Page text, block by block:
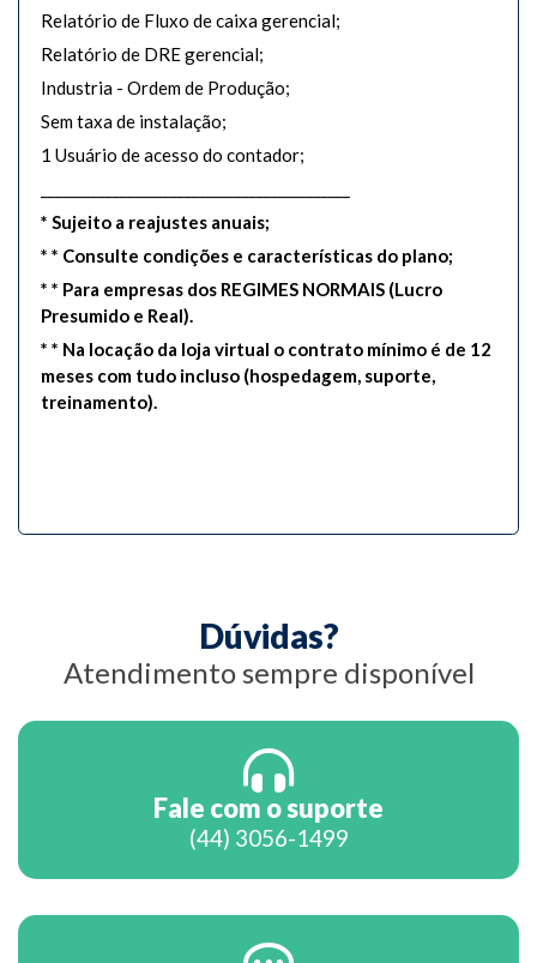
Relatório de Fluxo de caixa gerencial;
Relatório de DRE gerencial;
Industria - Ordem de Produção;
Sem taxa de instalação;
1 Usuário de acesso do contador;
* Sujeito a reajustes anuais;
* * Consulte condições e características do plano;
* * Para empresas dos REGIMES NORMAIS (Lucro
Presumido e Real).
* * Na locação da loja virtual o contrato mínimo é de 12
meses com tudo incluso (hospedagem, suporte,
treinamento).
Dúvidas?
Atendimento sempre disponível
Fale com o suporte
(44) 3056-1499